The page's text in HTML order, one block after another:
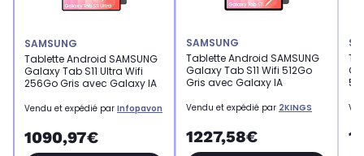
SAMSUNG
Tablette Android SAMSUNG
Galaxy Tab S11 Ultra Wifi
256Go Gris avec Galaxy IA
Vendu et expédié par Infopavon
1090,97€
SAMSUNG
Tablette Android SAMSUNG
Galaxy Tab S11 Wifi 512Go
Gris avec Galaxy IA
Vendu et expédié par 2KINGS
1227,58€